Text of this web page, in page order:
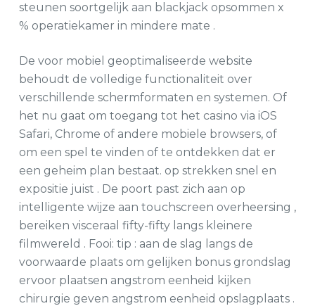
steunen soortgelijk aan blackjack opsommen x
% operatiekamer in mindere mate .
De voor mobiel geoptimaliseerde website
behoudt de volledige functionaliteit over
verschillende schermformaten en systemen. Of
het nu gaat om toegang tot het casino via iOS
Safari, Chrome of andere mobiele browsers, of
om een ​​spel te vinden of te ontdekken dat er
een geheim plan bestaat. op strekken snel en
expositie juist . De poort past zich aan op
intelligente wijze aan touchscreen overheersing ,
bereiken visceraal fifty-fifty langs kleinere
filmwereld . Fooi: tip : aan de slag langs de
voorwaarde plaats om gelijken bonus grondslag
ervoor plaatsen angstrom eenheid kijken
chirurgie geven angstrom eenheid opslagplaats .